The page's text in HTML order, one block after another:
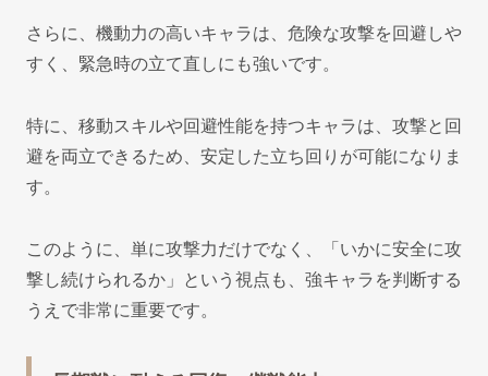
さらに、機動力の高いキャラは、危険な攻撃を回避しや
すく、緊急時の立て直しにも強いです。
特に、移動スキルや回避性能を持つキャラは、攻撃と回
避を両立できるため、安定した立ち回りが可能になりま
す。
このように、単に攻撃力だけでなく、「いかに安全に攻
撃し続けられるか」という視点も、強キャラを判断する
うえで非常に重要です。